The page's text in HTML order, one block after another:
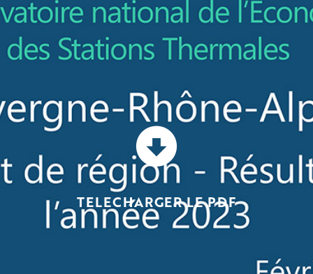
TELECHARGER LE PDF